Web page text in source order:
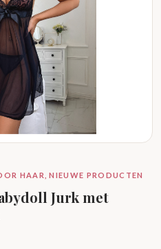
HAAR, NIEUWE PRODUCTEN
Jurk met